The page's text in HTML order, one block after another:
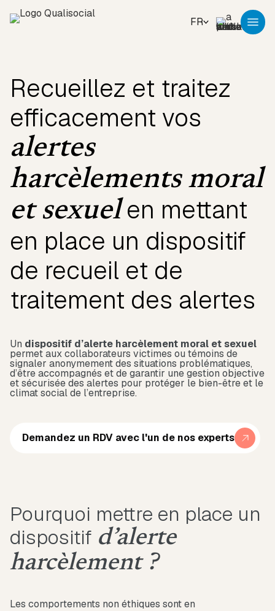
FR
Recueillez et traitez
efficacement vos
alertes
harcèlements moral
et sexuelen mettant
en place un dispositif
de recueil et de
traitement des alertes
Un dispositif d’alerte harcèlement moral et sexuel
permet aux collaborateurs victimes ou témoins de
signaler anonymement des situations problématiques,
d’être accompagnés et de garantir une gestion objective
et sécurisée des alertes pour protéger le bien-être et le
climat social de l’entreprise.
Demandez un RDV avec l'un de nos experts
Pourquoi mettre en place un
dispositif d’alerte
harcèlement ?
Les comportements non éthiques sont en